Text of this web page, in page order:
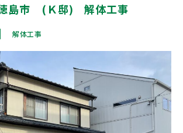
島市 (Ｋ邸) 解体工事
解体工事